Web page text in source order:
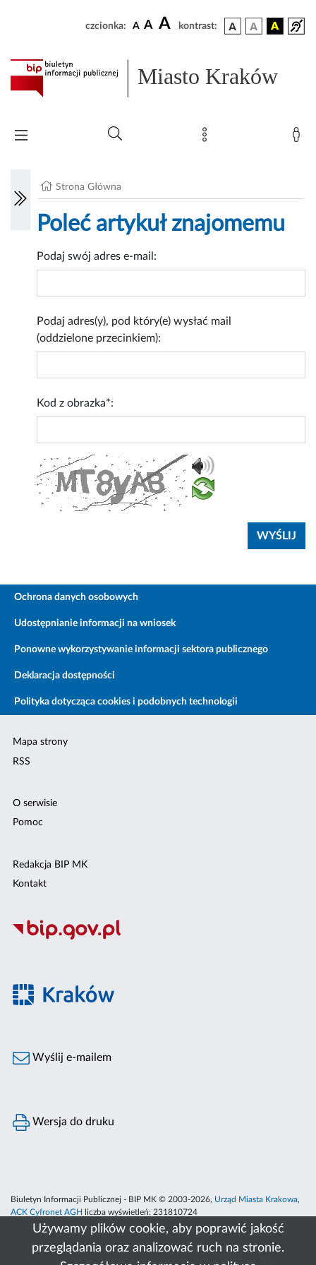
Używamy plików cookie, aby poprawić jakość
przeglądania oraz analizować ruch na stronie.
czcionka: A A A kontrast:
Miasto Kraków
Strona Główna
Poleć artykuł znajomemu
Podaj swój adres e-mail:
Podaj adres(y), pod który(e) wysłać mail
(oddzielone przecinkiem):
Kod z obrazka*:
Ochrona danych osobowych
Udostępnianie informacji na wniosek
Ponowne wykorzystywanie informacji sektora publicznego
Deklaracja dostępności
Polityka dotycząca cookies i podobnych technologii
Mapa strony
RSS
O serwisie
Pomoc
Redakcja BIP MK
Kontakt
Wyślij e-mailem
Wersja do druku
Biuletyn Informacji Publicznej - BIP MK © 2003-2026, Urząd Miasta Krakowa,
ACK Cyfronet AGH
liczba wyświetleń: 231810724